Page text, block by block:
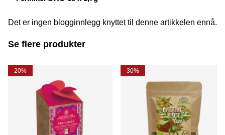
Det er ingen blogginnlegg knyttet til denne artikkelen ennå.
Se flere produkter
20% 30%